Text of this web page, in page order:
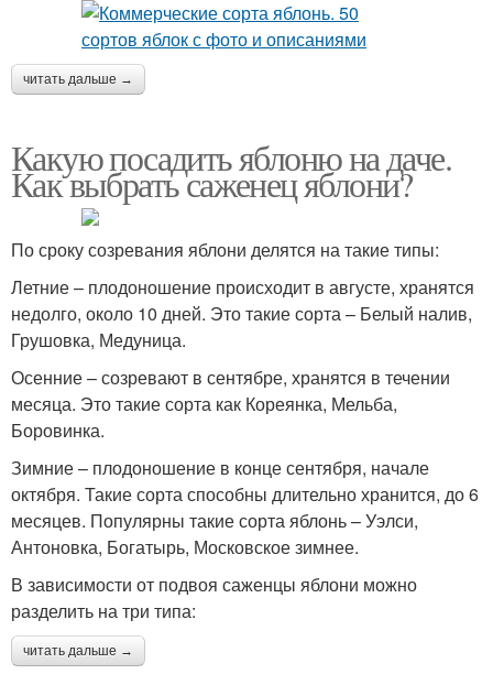
читать дальше →
Какую посадить яблоню на даче.
Как выбрать саженец яблони?
По сроку созревания яблони делятся на такие типы:
Летние – плодоношение происходит в августе, хранятся
недолго, около 10 дней. Это такие сорта – Белый налив,
Грушовка, Медуница.
Осенние – созревают в сентябре, хранятся в течении
месяца. Это такие сорта как Кореянка, Мельба,
Боровинка.
Зимние – плодоношение в конце сентября, начале
октября. Такие сорта способны длительно хранится, до 6
месяцев. Популярны такие сорта яблонь – Уэлси,
Антоновка, Богатырь, Московское зимнее.
В зависимости от подвоя саженцы яблони можно
разделить на три типа:
читать дальше →